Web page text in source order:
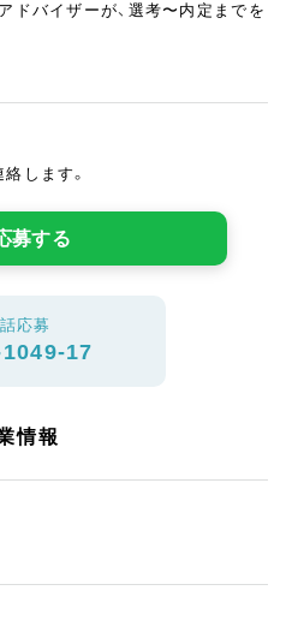
ドバイザーが、選考〜内定までを
します。
募する
応募
17
情報